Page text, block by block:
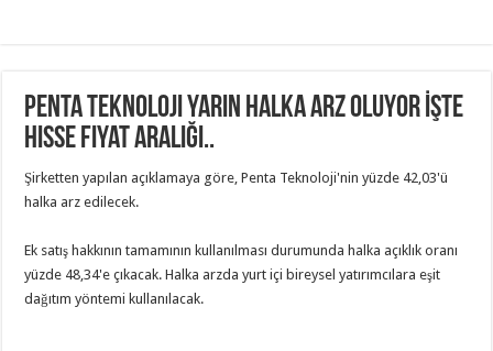
Penta Teknoloji yarın halka arz oluyor İşte
Hisse fiyat aralığı..
Şirketten yapılan açıklamaya göre, Penta Teknoloji'nin yüzde 42,03'ü
halka arz edilecek.
Ek satış hakkının tamamının kullanılması durumunda halka açıklık oranı
yüzde 48,34'e çıkacak. Halka arzda yurt içi bireysel yatırımcılara eşit
dağıtım yöntemi kullanılacak.